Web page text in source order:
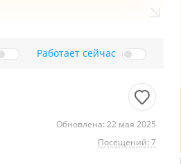
Работает сейчас
Обновлена: 22 мая 2025
Посещений: 7